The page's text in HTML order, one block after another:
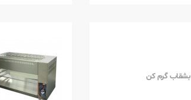
بشقاب گرم کن